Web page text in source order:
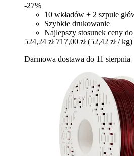
-27%
10 wkładów + 2 szpule
Szybkie drukowanie
Najlepszy stosunek ceny
524,24 zł 717,00 zł (52,42 zł / kg)
Darmowa dostawa do 11 sierpnia